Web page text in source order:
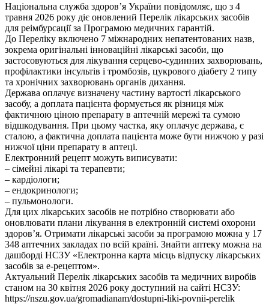
Національна служба здоров’я України повідомляє, що з 4
травня 2026 року діє оновлений Перелік лікарських засобів
для реімбурсації за Програмою медичних гарантій.
До Переліку включено 7 міжнародних непатентованих назв,
зокрема оригінальні інноваційні лікарські засоби, що
застосовуються для лікування серцево-судинних захворювань,
профілактики інсультів і тромбозів, цукрового діабету 2 типу
та хронічних захворювань органів дихання.
Держава оплачує визначену частину вартості лікарського
засобу, а доплата пацієнта формується як різниця між
фактичною ціною препарату в аптечній мережі та сумою
відшкодування. При цьому частка, яку оплачує держава, є
сталою, а фактична доплата пацієнта може бути нижчою у разі
нижчої ціни препарату в аптеці.
Електронний рецепт можуть виписувати:
– сімейні лікарі та терапевти;
– кардіологи;
– ендокринологи;
– пульмонологи.
Для цих лікарських засобів не потрібно створювати або
оновлювати плани лікування в електронній системі охорони
здоров’я. Отримати лікарські засоби за програмою можна у 17
348 аптечних закладах по всій країні. Знайти аптеку можна на
дашборді НСЗУ «Електронна карта місць відпуску лікарських
засобів за е-рецептом».
Актуальний Перелік лікарських засобів та медичних виробів
станом на 30 квітня 2026 року доступний на сайті НСЗУ:
https://nszu.gov.ua/gromadianam/dostupni-liki-povnii-perelik